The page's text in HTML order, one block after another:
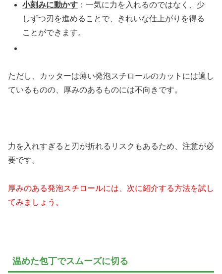
小刻みに動かす ：一気に力を入れるのではなく、少
しずつ刃を進めることで、きれいな仕上がりを得る
ことができます。
ただし、カッターは薄い発泡スチロールのカットには適し
ているものの、厚みのあるものには不向きです。
力を入れすぎると刃が折れるリスクもあるため、注意が必
要です。
厚みのある発泡スチロールには、次に紹介する方法を試し
てみましょう。
温めた包丁でスムーズに切る